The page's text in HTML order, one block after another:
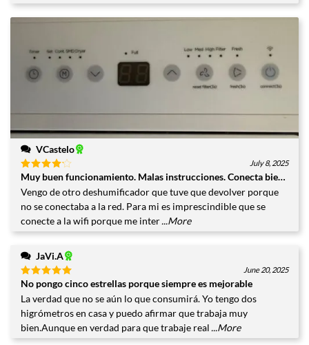
VCastelo
Valorado
con
de 5
July 8, 2025
Muy buen funcionamiento. Malas instrucciones. Conecta bien a la
Vengo de otro deshumificador que tuve que devolver porque
no se conectaba a la red. Para mi es imprescindible que se
conecte a la wifi porque me inter...More
JaVi.A
Valorado
con
de
5
June 20, 2025
No pongo cinco estrellas porque siempre es mejorable
La verdad que no se aún lo que consumirá. Yo tengo dos
higrómetros en casa y puedo afirmar que trabaja muy
bien.Aunque en verdad para que trabaje real ...More